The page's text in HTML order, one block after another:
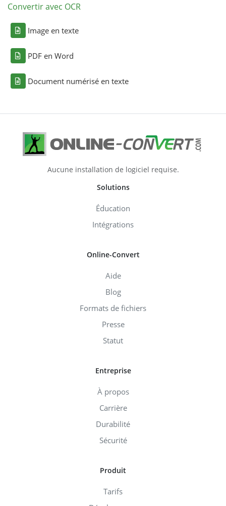
Convertir avec OCR
Image en texte
PDF en Word
Document numérisé en texte
Aucune installation de logiciel requise.
Solutions
Éducation
Intégrations
Online-Convert
Aide
Blog
Formats de fichiers
Presse
Statut
Entreprise
À propos
Carrière
Durabilité
Sécurité
Produit
Tarifs